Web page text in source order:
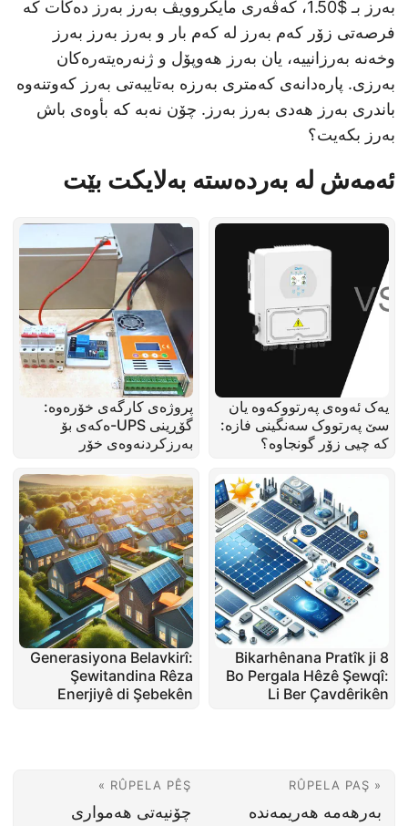
بەرز بـ $1.50، کەڤەری مایکروویڤ بەرز بەرز دەکات کە
فرصەتی زۆر کەم بەرز لە کەم بار و بەرز بەرز بەرز
وخەنە بەرزانییە، یان بەرز هەوپۆل و ژنەرەیتەرەکان
بەرزی. پارەدانەی کەمتری بەرزە بەتایبەتی بەرز کەوتنەوە
باندری بەرز هەدی بەرز بەرز. چۆن نەبە کە بأوەی باش
بەرز بکەیت؟
ئەمەش لە بەردەستە بەلایکت بێت
یەک ئەوەی پەرتووکەوە یان
سێ پەرتووک سەنگینی فازە:
کە چیی زۆر گونجاوە؟
پروژەی کارگەی خۆرەوە:
گۆڕینی UPS-ەکەی بۆ
بەرزکردنەوەی خۆر
8 Bikarhênana Pratîk ji
Bo Pergala Hêzê Şewqî:
Li Ber Çavdêrikên
Generasiyona Belavkirî:
Şewitandina Rêza
Enerjiyê di Şebekên
« RÛPELA PAŞ
بەرهەمە هەریمەندە
RÛPELA PÊŞ »
چۆنیەتی هەمواری